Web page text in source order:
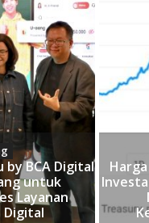
by BCA Digital
untuk
Layanan
Digital